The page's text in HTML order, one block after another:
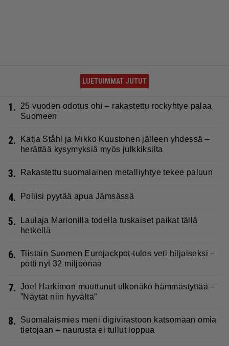
LUETUIMMAT JUTUT
1.
25 vuoden odotus ohi – rakastettu rockyhtye palaa
Suomeen
2.
Katja Ståhl ja Mikko Kuustonen jälleen yhdessä –
herättää kysymyksiä myös julkkiksilta
3. Rakastettu suomalainen metalliyhtye tekee paluun
4. Poliisi pyytää apua Jämsässä
5.
Laulaja Marionilla todella tuskaiset paikat tällä
hetkellä
6. Tiistain Suomen Eurojackpot-tulos veti hiljaiseksi –
potti nyt 32 miljoonaa
7. Joel Harkimon muuttunut ulkonäkö hämmästyttää –
”Näytät niin hyvältä”
8.
Suomalaismies meni digivirastoon katsomaan omia
tietojaan – naurusta ei tullut loppua